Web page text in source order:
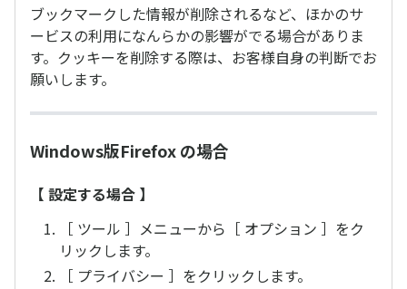
ブックマークした情報が削除されるなど、ほかのサ
ービスの利用になんらかの影響がでる場合がありま
す。クッキーを削除する際は、お客様自身の判断でお
願いします。
Windows版Firefox の場合
【 設定する場合 】
［ ツール ］メニューから［ オプション ］をク
リックします。
［ プライバシー ］をクリックします。